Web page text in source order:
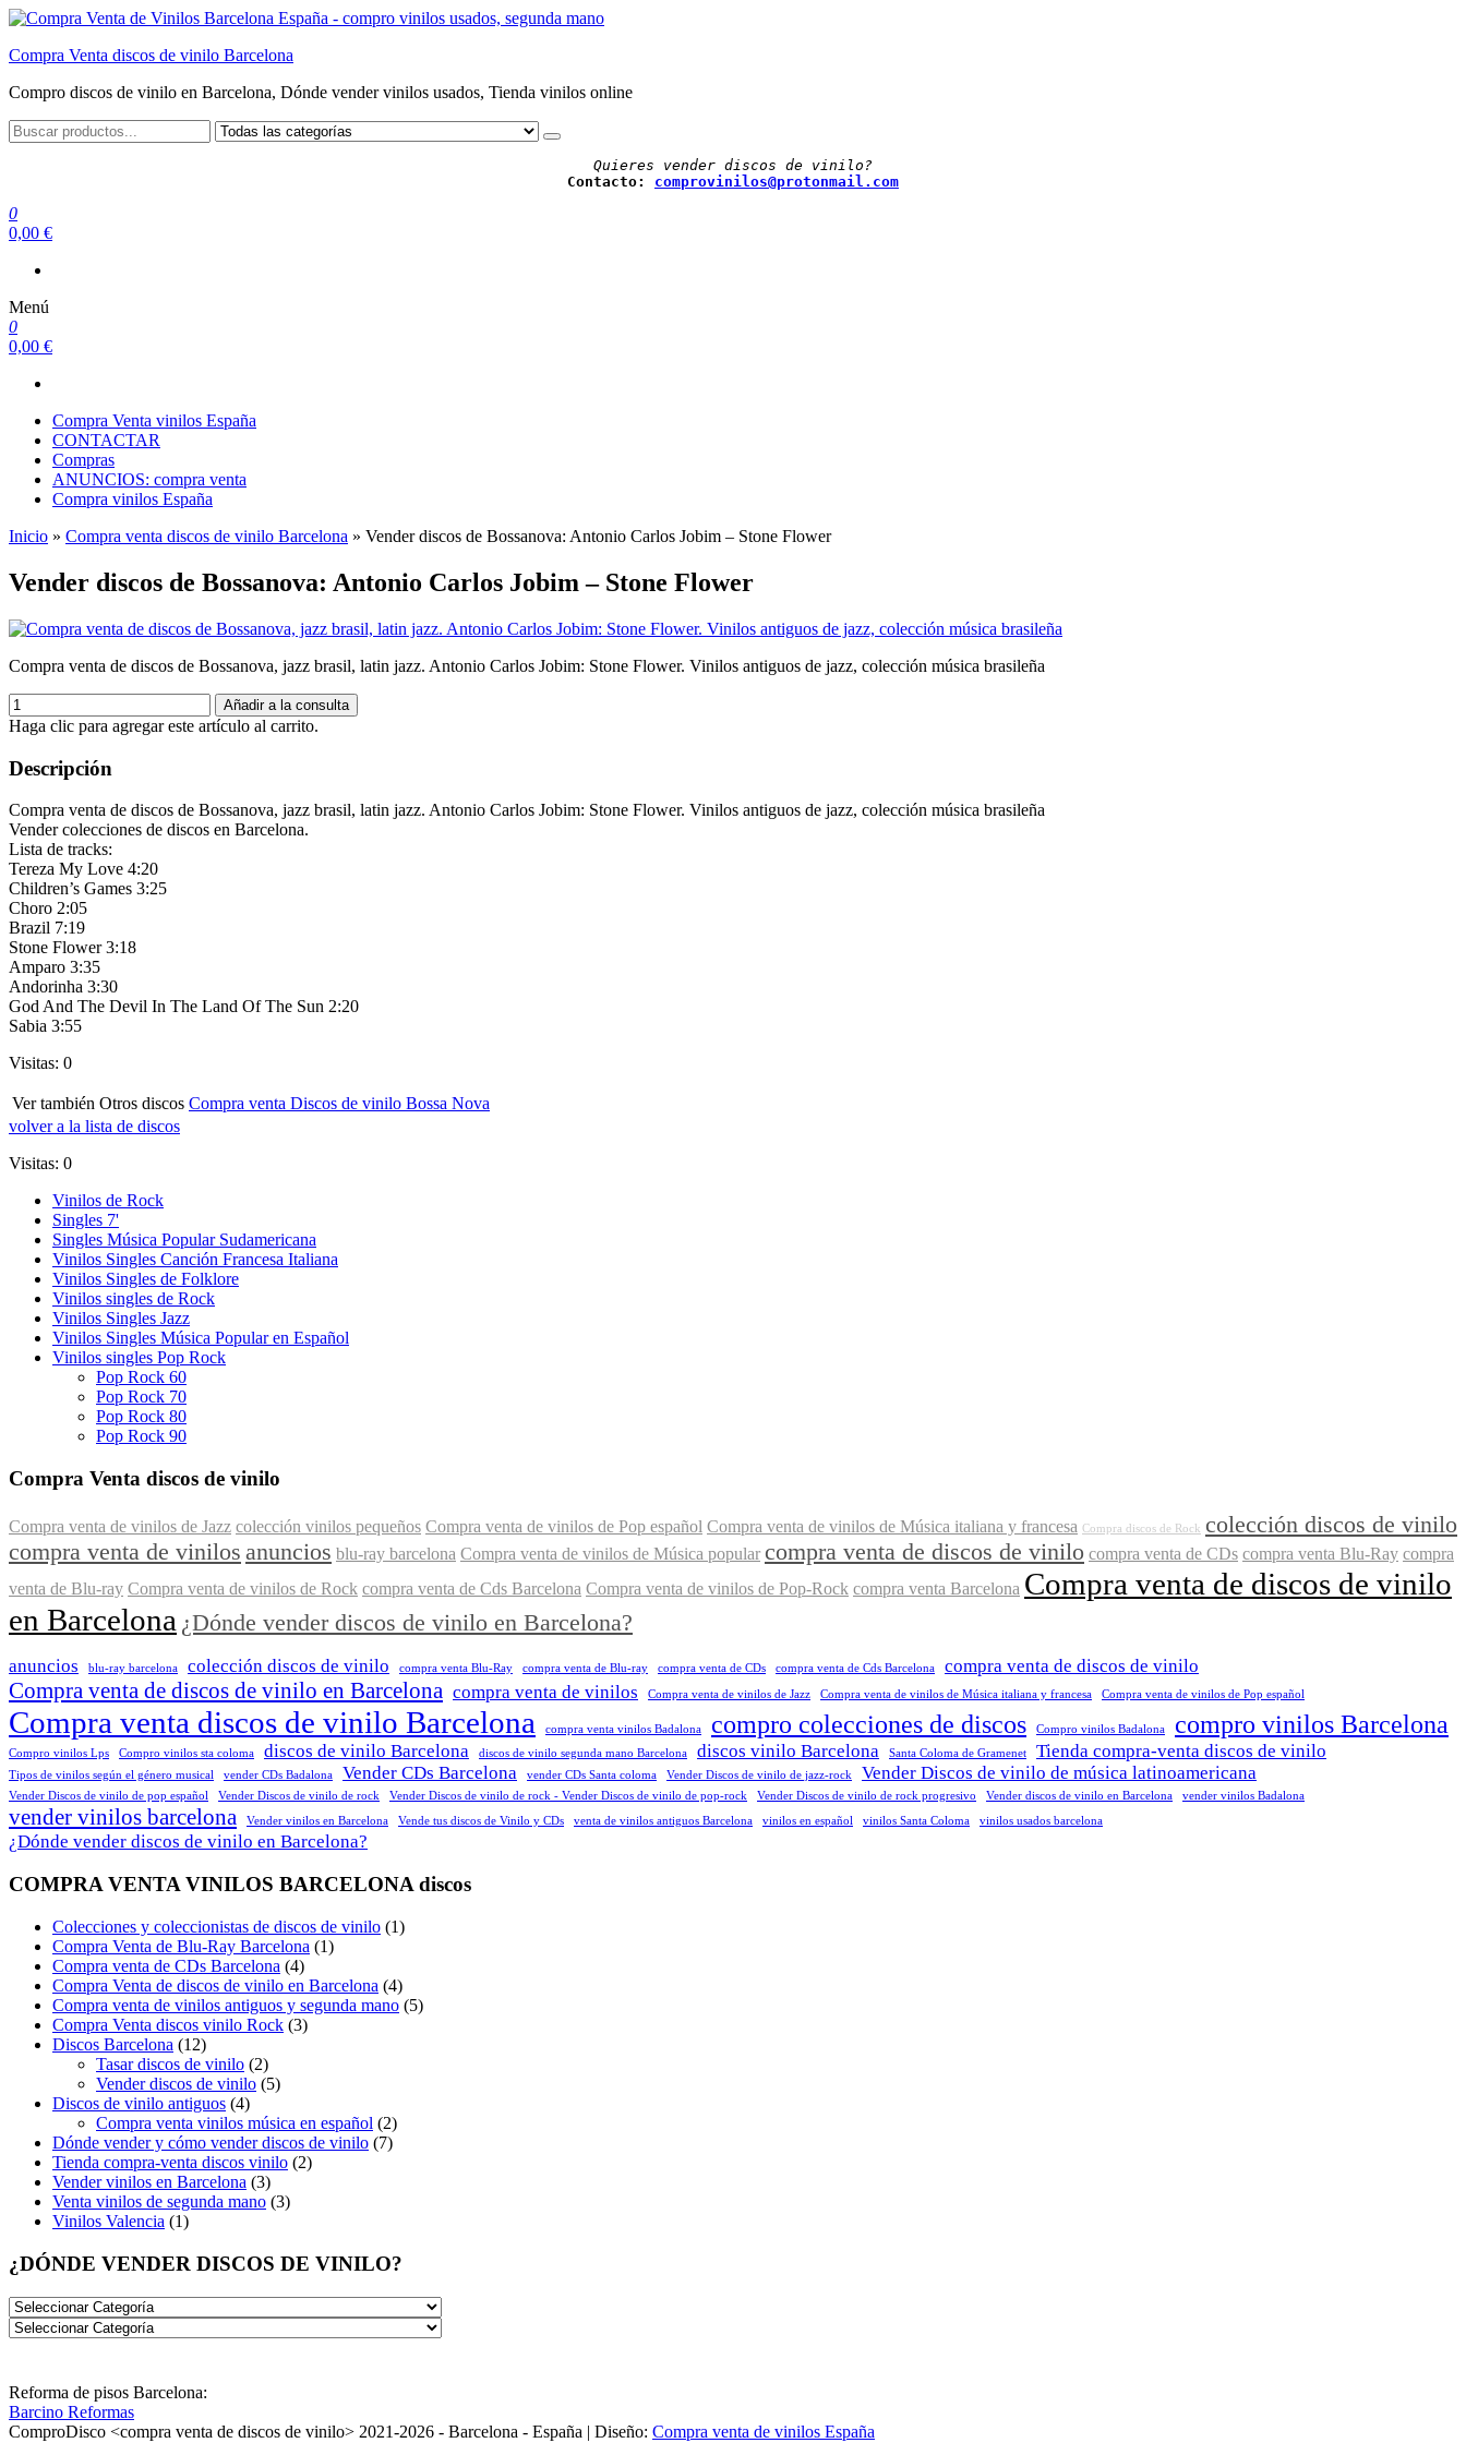
Saltar
contenido
Compra Venta discos de vinilo Barcelona
Compro discos de vinilo en Barcelona, Dónde vender vinilos usados, Tienda vinilos online
Quieres vender discos de vinilo?
Contacto: comprovinilos@protonmail.com
0
0,00 €
Menú
0
0,00 €
Compra Venta vinilos España
CONTACTAR
Compras
ANUNCIOS: compra venta
Compra vinilos España
Inicio » Compra venta discos de vinilo Barcelona » Vender discos de Bossanova: Antonio Carlos Jobim ‎– Stone Flower
Vender discos de Bossanova: Antonio Carlos Jobim ‎– Stone Flower
Compra venta de discos de Bossanova, jazz brasil, latin jazz. Antonio Carlos Jobim: Stone Flower. Vinilos antiguos de jazz, colección música brasileña
Añadir a la consulta
Haga clic para agregar este artículo al carrito.
Descripción
Compra venta de discos de Bossanova, jazz brasil, latin jazz. Antonio Carlos Jobim: Stone Flower. Vinilos antiguos de jazz, colección música brasileña
Vender colecciones de discos en Barcelona.
Lista de tracks:
Tereza My Love 4:20
Children’s Games 3:25
Choro 2:05
Brazil 7:19
Stone Flower 3:18
Amparo 3:35
Andorinha 3:30
God And The Devil In The Land Of The Sun 2:20
Sabia 3:55
Visitas: 0
Ver también Otros discos Compra venta Discos de vinilo Bossa Nova
volver a la lista de discos
Visitas: 0
Vinilos de Rock
Singles 7'
Singles Música Popular Sudamericana
Vinilos Singles Canción Francesa Italiana
Vinilos Singles de Folklore
Vinilos singles de Rock
Vinilos Singles Jazz
Vinilos Singles Música Popular en Español
Vinilos singles Pop Rock
Pop Rock 60
Pop Rock 70
Pop Rock 80
Pop Rock 90
Compra Venta discos de vinilo
Compra venta de vinilos de Jazz colección vinilos pequeños Compra venta de vinilos de Pop español Compra venta de vinilos de Música italiana y francesa Compra discos de Rock colección discos de vinilo
compra venta de vinilos anuncios blu-ray barcelona Compra venta de vinilos de Música popular compra venta de discos de vinilo compra venta de CDs compra venta Blu-Ray compra
venta de Blu-ray Compra venta de vinilos de Rock compra venta de Cds Barcelona Compra venta de vinilos de Pop-Rock compra venta Barcelona Compra venta de discos de vinilo
en Barcelona ¿Dónde vender discos de vinilo en Barcelona?
anuncios blu-ray barcelona colección discos de vinilo compra venta Blu-Ray compra venta de Blu-ray compra venta de CDs compra venta de Cds Barcelona compra venta de discos de vinilo
Compra venta de discos de vinilo en Barcelona compra venta de vinilos Compra venta de vinilos de Jazz Compra venta de vinilos de Música italiana y francesa Compra venta de vinilos de Pop español
Compra venta discos de vinilo Barcelona compra venta vinilos Badalona compro colecciones de discos Compro vinilos Badalona compro vinilos Barcelona
Compro vinilos Lps Compro vinilos sta coloma discos de vinilo Barcelona discos de vinilo segunda mano Barcelona discos vinilo Barcelona Santa Coloma de Gramenet Tienda compra-venta discos de vinilo
Tipos de vinilos según el género musical vender CDs Badalona Vender CDs Barcelona vender CDs Santa coloma Vender Discos de vinilo de jazz-rock Vender Discos de vinilo de música latinoamericana
Vender Discos de vinilo de pop español Vender Discos de vinilo de rock Vender Discos de vinilo de rock - Vender Discos de vinilo de pop-rock Vender Discos de vinilo de rock progresivo Vender discos de vinilo en Barcelona vender vinilos Badalona
vender vinilos barcelona Vender vinilos en Barcelona Vende tus discos de Vinilo y CDs venta de vinilos antiguos Barcelona vinilos en español vinilos Santa Coloma vinilos usados barcelona
¿Dónde vender discos de vinilo en Barcelona?
COMPRA VENTA VINILOS BARCELONA discos
Colecciones y coleccionistas de discos de vinilo (1)
Compra Venta de Blu-Ray Barcelona (1)
Compra venta de CDs Barcelona (4)
Compra Venta de discos de vinilo en Barcelona (4)
Compra venta de vinilos antiguos y segunda mano (5)
Compra Venta discos vinilo Rock (3)
Discos Barcelona (12)
Tasar discos de vinilo (2)
Vender discos de vinilo (5)
Discos de vinilo antiguos (4)
Compra venta vinilos música en español (2)
Dónde vender y cómo vender discos de vinilo (7)
Tienda compra-venta discos vinilo (2)
Vender vinilos en Barcelona (3)
Venta vinilos de segunda mano (3)
Vinilos Valencia (1)
¿DÓNDE VENDER DISCOS DE VINILO?
Reforma de pisos Barcelona:
Barcino Reformas
ComproDisco <compra venta de discos de vinilo> 2021-2026 - Barcelona - España | Diseño: Compra venta de vinilos España